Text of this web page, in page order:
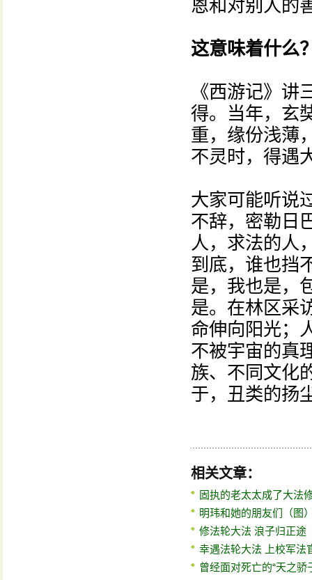
恩和对别人的
这意味着什么
《西游记》
得。当年，玄
重，缘份浅薄
不灵时，得遇
大家可能听说
不辞，密勒日
人，求法的人
到底，谁也挡
是，我也是，
是。在林区采
命伸向阳光；
不被宇宙的真
族、不同文化
于，丑类的扬
相关文章：
固执的老太太成了大法
明玮和她的朋友们（图
修法轮大法 浪子归正途
幸遇法轮大法 上校军法
曾经面对死亡的“天之骄